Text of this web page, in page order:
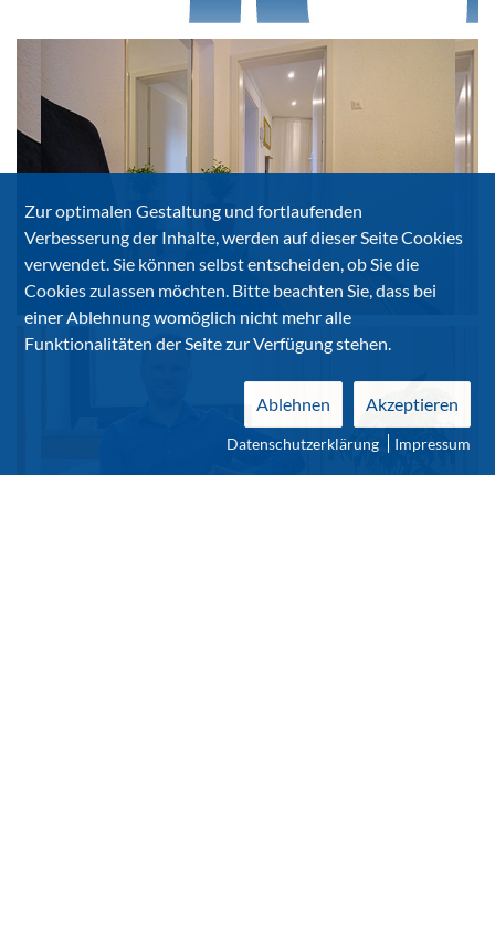
Zur optimalen Gestaltung und fortlaufenden
Verbesserung der Inhalte, werden auf dieser Seite Cookies
verwendet. Sie können selbst entscheiden, ob Sie die
Cookies zulassen möchten. Bitte beachten Sie, dass bei
einer Ablehnung womöglich nicht mehr alle
Funktionalitäten der Seite zur Verfügung stehen.
Akzeptieren
Ablehnen
Datenschutzerklärung Impressum